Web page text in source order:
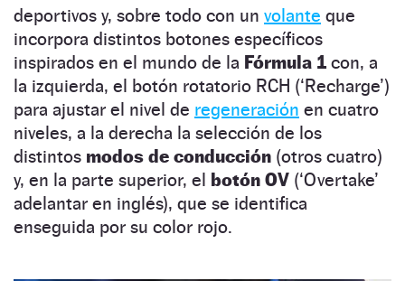
deportivos y, sobre todo con un volante que
incorpora distintos botones específicos
inspirados en el mundo de la Fórmula 1 con, a
la izquierda, el botón rotatorio RCH (‘Recharge’)
para ajustar el nivel de regeneración en cuatro
niveles, a la derecha la selección de los
distintos modos de conducción (otros cuatro)
y, en la parte superior, el
botón OV (‘Overtake’
adelantar en inglés), que se identifica
enseguida por su color rojo.